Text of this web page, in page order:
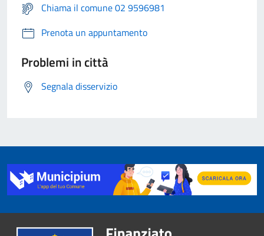
Chiama il comune 02 9596981
Prenota un appuntamento
Problemi in città
Segnala disservizio